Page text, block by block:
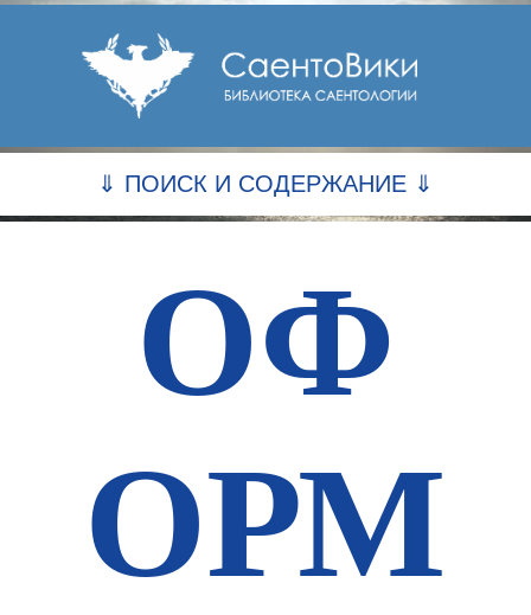
⇓ ПОИСК И СОДЕРЖАНИЕ ⇓
ОФ
ОРМ